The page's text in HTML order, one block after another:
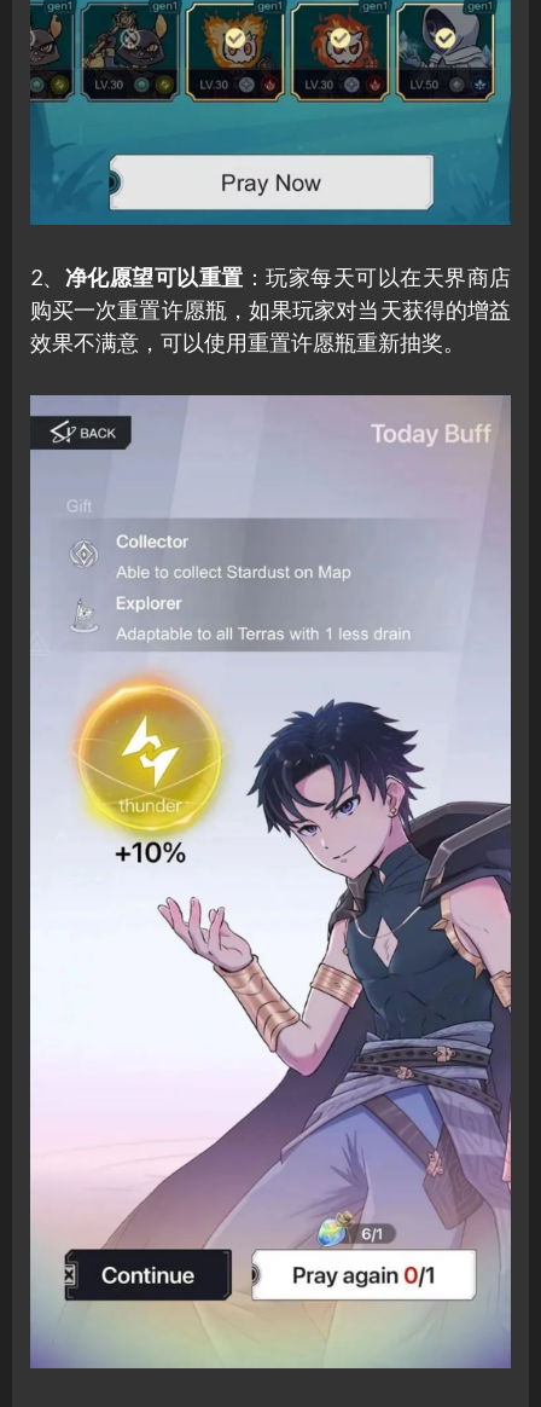
2、 净化愿望可以重置 ：玩家每天可以在天界商店
购买一次重置许愿瓶，如果玩家对当天获得的增益
效果不满意，可以使用重置许愿瓶重新抽奖。